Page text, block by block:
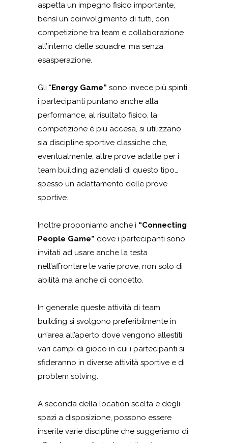
aspetta un impegno fisico importante,
bensì un coinvolgimento di tutti, con
competizione tra team e collaborazione
all’interno delle squadre, ma senza
esasperazione.
Gli “ Energy Game” sono invece più spinti,
i partecipanti puntano anche alla
performance, al risultato fisico, la
competizione è più accesa, si utilizzano
sia discipline sportive classiche che,
eventualmente, altre prove adatte per i
team building aziendali di questo tipo…
spesso un adattamento delle prove
sportive.
Inoltre proponiamo anche i “Connecting
People Game” dove i partecipanti sono
invitati ad usare anche la testa
nell’affrontare le varie prove, non solo di
abilità ma anche di concetto.
In generale queste attività di team
building si svolgono preferibilmente in
un’area all’aperto dove vengono allestiti
vari campi di gioco in cui i partecipanti si
sfideranno in diverse attività sportive e di
problem solving.
A seconda della location scelta e degli
spazi a disposizione, possono essere
inserite varie discipline che suggeriamo di